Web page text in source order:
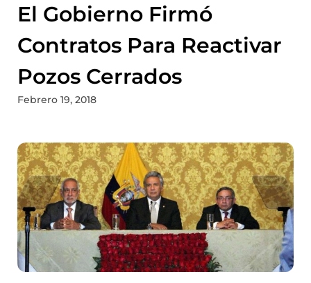
El Gobierno Firmó
Contratos Para Reactivar
Pozos Cerrados
Febrero 19, 2018